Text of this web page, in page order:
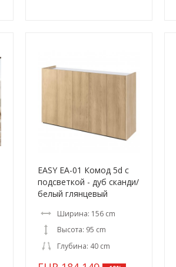
EASY EA-01 Комод 5d с
подсветкой - дуб сканди/
белый глянцевый
Ширина: 156 cm
Высота: 95 cm
Глубина: 40 cm